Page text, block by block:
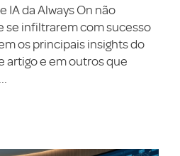
IA da Always On não
se infiltrarem com sucesso
os principais insights do
artigo e em outros que